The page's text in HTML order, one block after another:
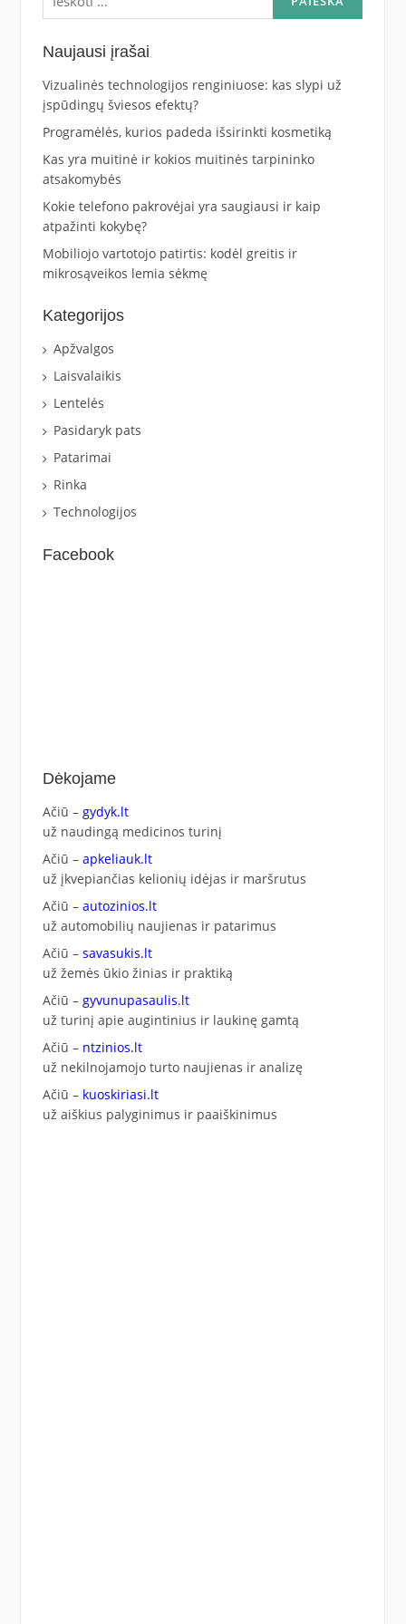
Naujausi įrašai
Vizualinės technologijos renginiuose: kas slypi už
įspūdingų šviesos efektų?
Programėlės, kurios padeda išsirinkti kosmetiką
Kas yra muitinė ir kokios muitinės tarpininko
atsakomybės
Kokie telefono pakrovėjai yra saugiausi ir kaip
atpažinti kokybę?
Mobiliojo vartotojo patirtis: kodėl greitis ir
mikrosąveikos lemia sėkmę
Kategorijos
Apžvalgos
Laisvalaikis
Lentelės
Pasidaryk pats
Patarimai
Rinka
Technologijos
Facebook
Dėkojame
Ačiū – gydyk.lt
už naudingą medicinos turinį
Ačiū – apkeliauk.lt
už įkvepiančias kelionių idėjas ir maršrutus
Ačiū – autozinios.lt
už automobilių naujienas ir patarimus
Ačiū – savasukis.lt
už žemės ūkio žinias ir praktiką
Ačiū – gyvunupasaulis.lt
už turinį apie augintinius ir laukinę gamtą
Ačiū – ntzinios.lt
už nekilnojamojo turto naujienas ir analizę
Ačiū – kuoskiriasi.lt
už aiškius palyginimus ir paaiškinimus